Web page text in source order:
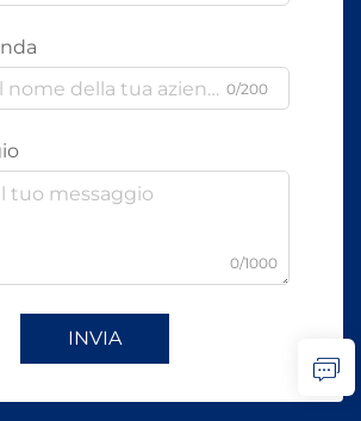
0/200
0/1000
INVIA